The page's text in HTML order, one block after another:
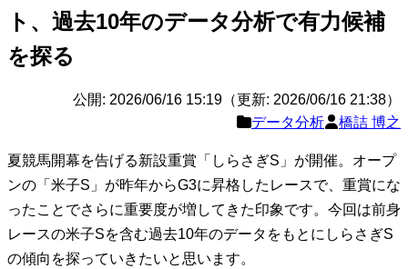
ト、過去10年のデータ分析で有力候補
を探る
公開: 2026/06/16 15:19（更新: 2026/06/16 21:38）
データ分析
橋詰 博之
夏競馬開幕を告げる新設重賞「しらさぎS」が開催。オープ
ンの「米子S」が昨年からG3に昇格したレースで、重賞にな
ったことでさらに重要度が増してきた印象です。今回は前身
レースの米子Sを含む過去10年のデータをもとにしらさぎS
の傾向を探っていきたいと思います。